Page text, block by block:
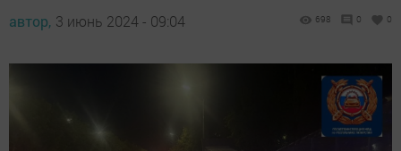
автор, 3 июнь 2024 - 09:04 698 0 0